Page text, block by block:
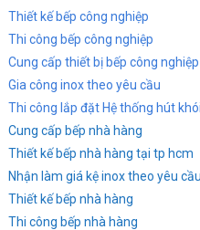
Thiết kế bếp công nghiệp
Thi công bếp công nghiệp
Cung cấp thiết bị bếp công nghiệp
Gia công inox theo yêu cầu
Thi công lắp đặt Hệ thống hút khói
Cung cấp bếp nhà hàng
Thiết kế bếp nhà hàng tại tp hcm
Nhận làm giá kệ inox theo yêu cầu
Thiết kế bếp nhà hàng
Thi công bếp nhà hàng